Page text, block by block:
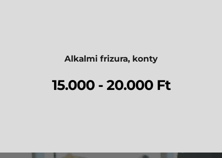
Alkalmi frizura, konty
15.000 - 20.000 Ft